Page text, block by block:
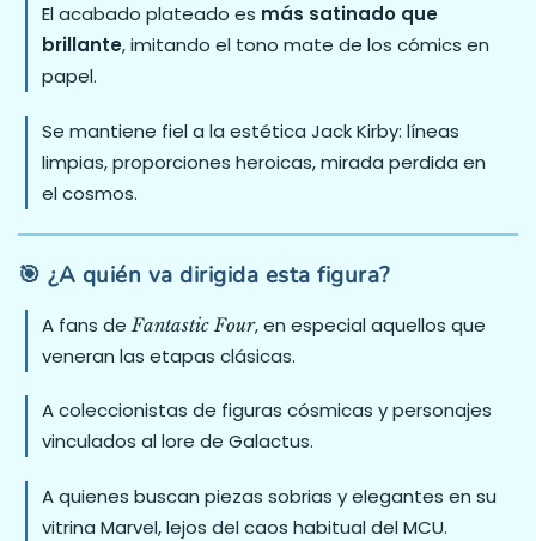
El acabado plateado es más satinado que
brillante, imitando el tono mate de los cómics en
papel.
Se mantiene fiel a la estética Jack Kirby: líneas
limpias, proporciones heroicas, mirada perdida en
el cosmos.
🎯 ¿A quién va dirigida esta figura?
A fans deFantastic Four, en especial aquellos que
veneran las etapas clásicas.
A coleccionistas de figuras cósmicas y personajes
vinculados al lore de Galactus.
A quienes buscan piezas sobrias y elegantes en su
vitrina Marvel, lejos del caos habitual del MCU.